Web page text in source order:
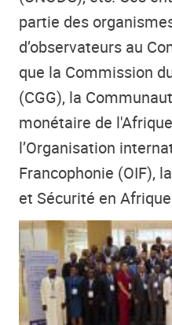
partie des
d’observateurs au
que la Commission
(CGG), la
monétaire de
l’Organisation
Francophonie (OIF),
et Sécurité en